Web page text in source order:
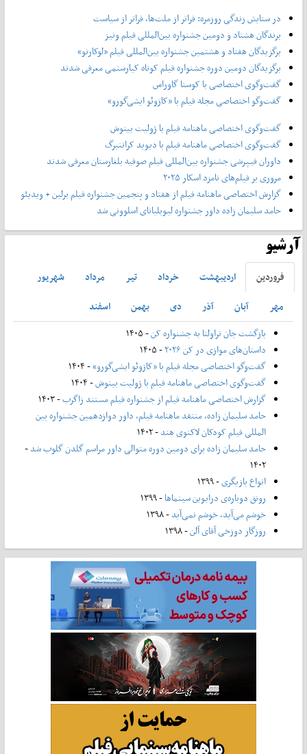
در ستایش زندگی روزمره: فراتر از ملت‌ها، فراتر از سیاست
برندگان هشتاد و دومین جشنواره بین‌المللی فیلم ونیز
برگزیدگان هفتاد و هشتمین جشنواره بین‌المللی فیلم «لوکارنو»
برگزیدگان دومین دوره جشنواره فیلم کوتاه کیارستمی معرفی شدند
گفت‌وگوی اختصاصی با کوستا گاوراس
گفت‌وگو اختصاصی مجله فیلم با «کازوئو ایشی‌گورو»
گفت‌وگوی اختصاصی ماهنامه فیلم با ژولیت بینوش
گفت‌وگوی اختصاصی ماهنامه فیلم با دیوید کراننبرگ
داوران فیپرشی جشنواره بین‌المللی فیلم صوفیه بلغارستان معرفی شدند
مروری بر فیلم‌های نامزد اسکار ۲۰۲۵
گزارش اختصاصی ماهنامه فیلم از هفتاد و پنجمین جشنواره فیلم برلین + ویدیئو
حامد سلیمان زاده داور جشنواره لیوبلیانای اسلوونی شد
آرشیو
فروردين ارديبهشت خرداد تير مرداد
شهريور
مهر
آبان آذر دی بهمن
اسفند
بازگشت جان تراولتا به جشنواره کن- ۱۴۰۵
داستان‌های موازی در کن ۲۰۲۶
- ۱۴۰۵
گفت‌وگو اختصاصی مجله فیلم با «کازوئو ایشی‌گورو»- ۱۴۰۴
گفت‌وگوی اختصاصی ماهنامه فیلم با ژولیت بینوش- ۱۴۰۴
گزارش اختصاصی ماهنامه فیلم از جشنواره فیلم مستند زاگرب- ۱۴۰۳
حامد سلیمان زاده، منتقد ماهنامه فیلم، داور دوازدهمین جشنواره بین
المللی فیلم کودکان لاکنوی هند- ۱۴۰۲
حامد سلیمان زاده برای دومین دوره متوالی داور مراسم گلدن گلوب شد-
۱۴۰۲
انواع بازیگری- ۱۳۹۹
رونق دوباره‌ی درایوین سینماها- ۱۳۹۹
خوشم می‌آید، خوشم نمی‌آید- ۱۳۹۸
روزگار دوزخی آقای آلن- ۱۳۹۸